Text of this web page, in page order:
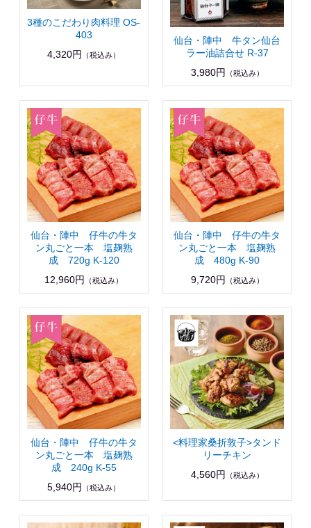
3種のこだわり肉料理 OS-
403
4,320円
（税込み）
仙台・陣中 牛タン仙台
ラー油詰合せ R-37
3,980円
（税込み）
仙台・陣中 仔牛の牛タ
ン丸ごと一本 塩麹熟
成 720g K-120
12,960円
（税込み）
仙台・陣中 仔牛の牛タ
ン丸ごと一本 塩麹熟
成 480g K-90
9,720円
（税込み）
仙台・陣中 仔牛の牛タ
ン丸ごと一本 塩麹熟
成 240g K-55
5,940円
（税込み）
<料理家桑折敦子>タンド
リーチキン
4,560円
（税込み）